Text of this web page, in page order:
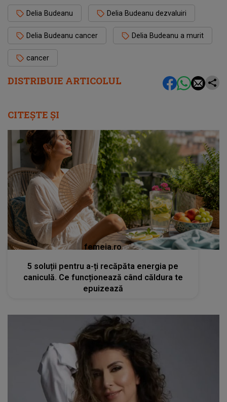
DISTRIBUIE ARTICOLUL
Delia Budeanu Delia Budeanu dezvaluiri
Delia Budeanu cancer Delia Budeanu a murit
cancer
CITEȘTE ȘI
femeia.ro
5 soluții pentru a-ți recăpăta energia pe
caniculă. Ce funcționează când căldura te
epuizează